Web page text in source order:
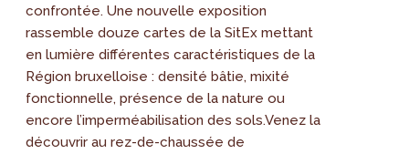
confrontée. Une nouvelle exposition
rassemble douze cartes de la SitEx mettant
en lumière différentes caractéristiques de la
Région bruxelloise : densité bâtie, mixité
fonctionnelle, présence de la nature ou
encore l’imperméabilisation des sols.Venez la
découvrir au rez-de-chaussée de